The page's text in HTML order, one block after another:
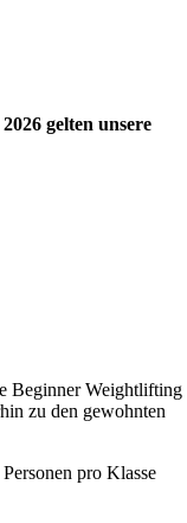
gelten unsere
Beginner Weightlifting
zu den gewohnten
pro Klasse